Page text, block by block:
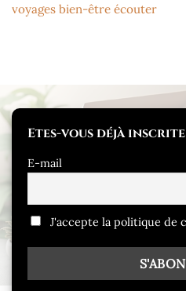
voyages bien-être écouter
Etes-vous déjà inscrite
E-mail
J'accepte la politique de